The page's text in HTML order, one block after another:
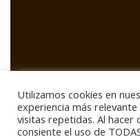
Utilizamos cookies en
experiencia más
visitas repetidas. Al
consiente el uso de